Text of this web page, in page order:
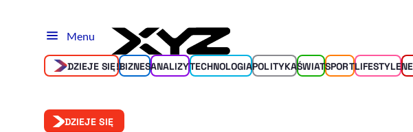
Menu
DZIEJE SIĘ!BIZNESANALIZYTECHNOLOGIAPOLITYKAŚWIATSPORTLIFESTYLE
DZIEJE SIĘ